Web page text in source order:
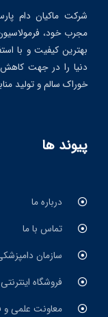
شرکت ماکیان دام
مجرب خود، فرمولاسیون
بهترین کیفیت و با
دنیا را در جهت کاهش
خوراک سالم و تولید
پیوند ها
درباره ما
تماس با ما
سازمان دامپزشکی
فروشگاه اینترنتی
معاونت علمی و